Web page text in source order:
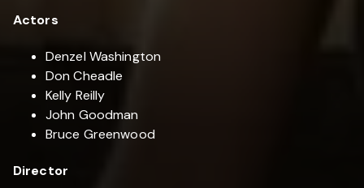
Actors
Denzel Washington
Don Cheadle
Kelly Reilly
John Goodman
Bruce Greenwood
Director